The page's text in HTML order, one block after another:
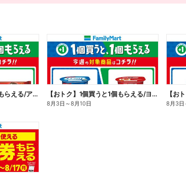
【おトク】1個買うと1個もらえる/アイス 【おトク】1個買うと1個もらえる/ヨーグルト
8月3日 ～8月10日
【お
8月3日